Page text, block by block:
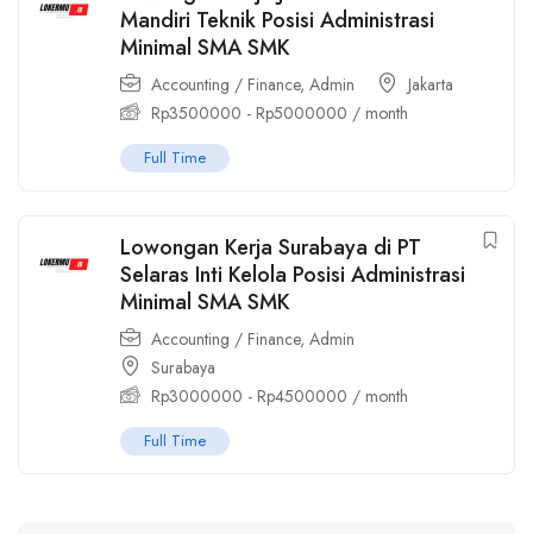
Mandiri Teknik Posisi Administrasi
Minimal SMA SMK
Accounting / Finance, Admin
Jakarta
Rp3500000 - Rp5000000 / month
Full Time
Lowongan Kerja Surabaya di PT
Selaras Inti Kelola Posisi Administrasi
Minimal SMA SMK
Accounting / Finance, Admin
Surabaya
Rp3000000 - Rp4500000 / month
Full Time